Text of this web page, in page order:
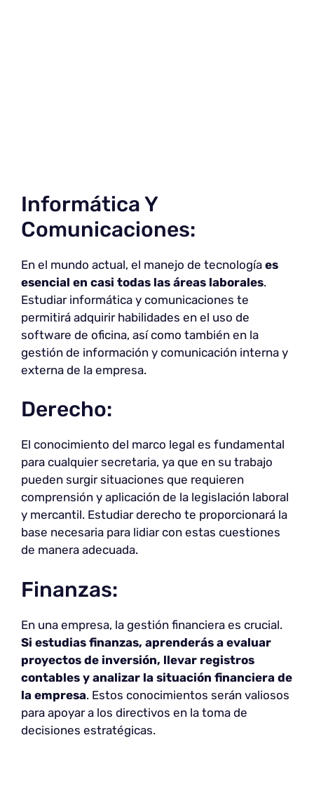
Informática Y
Comunicaciones:
En el mundo actual, el manejo de tecnología es
esencial en casi todas las áreas laborales.
Estudiar informática y comunicaciones te
permitirá adquirir habilidades en el uso de
software de oficina, así como también en la
gestión de información y comunicación interna y
externa de la empresa.
Derecho:
El conocimiento del marco legal es fundamental
para cualquier secretaria, ya que en su trabajo
pueden surgir situaciones que requieren
comprensión y aplicación de la legislación laboral
y mercantil. Estudiar derecho te proporcionará la
base necesaria para lidiar con estas cuestiones
de manera adecuada.
Finanzas:
En una empresa, la gestión financiera es crucial.
Si estudias finanzas, aprenderás a evaluar
proyectos de inversión, llevar registros
contables y analizar la situación financiera de
la empresa. Estos conocimientos serán valiosos
para apoyar a los directivos en la toma de
decisiones estratégicas.